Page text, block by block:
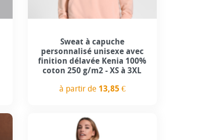
Sweat à capuche
personnalisé unisexe avec
finition délavée Kenia 100%
coton 250 g/m2 - XS à 3XL
à partir de 13,85 €